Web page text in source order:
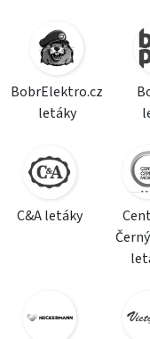
BobrElektro.cz
letáky
C&A letáky